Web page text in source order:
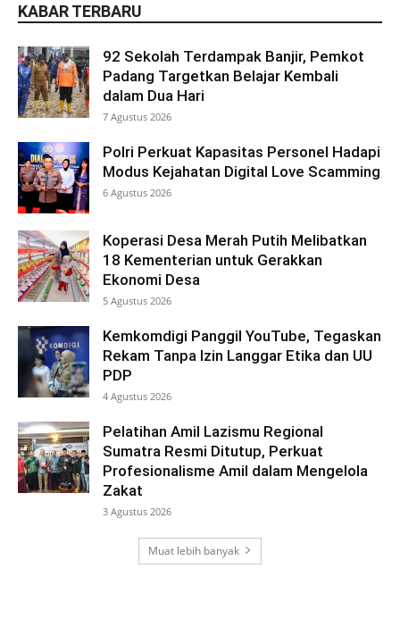
KABAR TERBARU
92 Sekolah Terdampak Banjir, Pemkot
Padang Targetkan Belajar Kembali
dalam Dua Hari
7 Agustus 2026
Polri Perkuat Kapasitas Personel Hadapi
Modus Kejahatan Digital Love Scamming
6 Agustus 2026
Koperasi Desa Merah Putih Melibatkan
18 Kementerian untuk Gerakkan
Ekonomi Desa
5 Agustus 2026
Kemkomdigi Panggil YouTube, Tegaskan
Rekam Tanpa Izin Langgar Etika dan UU
PDP
4 Agustus 2026
Pelatihan Amil Lazismu Regional
Sumatra Resmi Ditutup, Perkuat
Profesionalisme Amil dalam Mengelola
Zakat
3 Agustus 2026
Muat lebih banyak